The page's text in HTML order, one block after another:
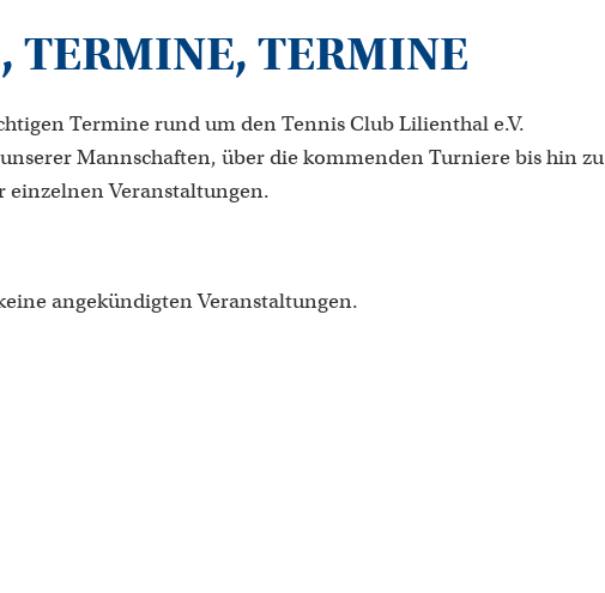
TERMINE, TERMINE
Termine rund um den Tennis Club Lilienthal e.V.
Mannschaften, über die kommenden Turniere bis hin zu
Veranstaltungen.
angekündigten Veranstaltungen.